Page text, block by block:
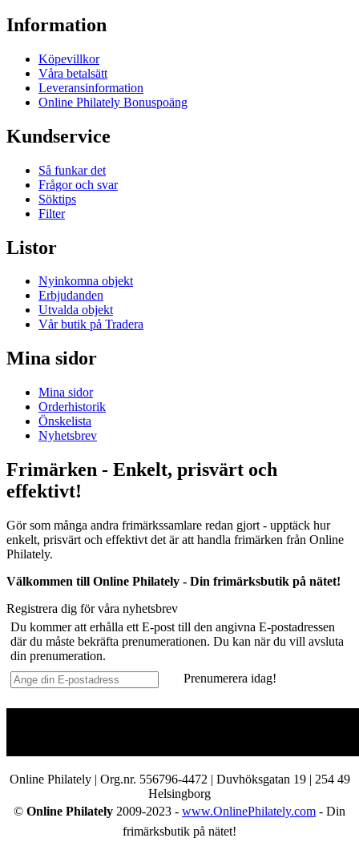
Information
Köpevillkor
Våra betalsätt
Leveransinformation
Online Philately Bonuspoäng
Kundservice
Så funkar det
Frågor och svar
Söktips
Filter
Listor
Nyinkomna objekt
Erbjudanden
Utvalda objekt
Vår butik på Tradera
Mina sidor
Mina sidor
Orderhistorik
Önskelista
Nyhetsbrev
Frimärken - Enkelt, prisvärt och
effektivt!
Gör som många andra frimärkssamlare redan gjort - upptäck hur
enkelt, prisvärt och effektivt det är att handla frimärken från Online
Philately.
Välkommen till Online Philately - Din frimärksbutik på nätet!
Registrera dig för våra nyhetsbrev
Du kommer att erhålla ett E-post till den angivna E-postadressen
där du måste bekräfta prenumerationen. Du kan när du vill avsluta
din prenumeration.
Prenumerera idag!
Online Philately | Org.nr. 556796-4472 | Duvhöksgatan 19 | 254 49
Helsingborg
© Online Philately 2009-2023 - www.OnlinePhilately.com - Din
frimärksbutik på nätet!